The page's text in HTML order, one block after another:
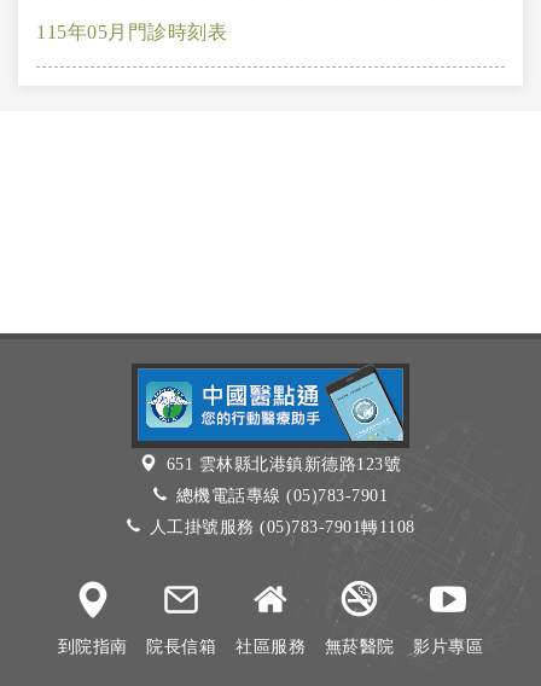
115年05月門診時刻表
651 雲林縣北港鎮新德路123號
總機電話專線 (05)783-7901
人工掛號服務 (05)783-7901轉1108
到院指南 院長信箱 社區服務 無菸醫院 影片專區